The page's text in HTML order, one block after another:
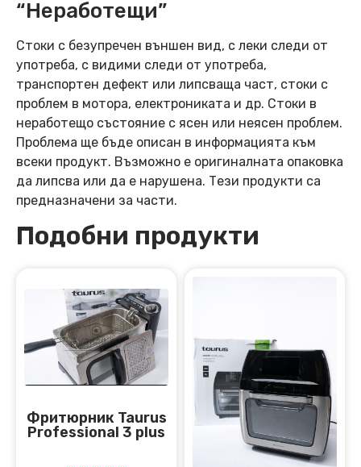
“Неработещи”
Стоки с безупречен външен вид, с леки следи от
употреба, с видими следи от употреба,
транспортен дефект или липсваща част, стоки с
проблем в мотора, електрониката и др. Стоки в
неработещо състояние с ясен или неясен проблем.
Проблема ще бъде описан в информацията към
всеки продукт. Възможно е оригиналната опаковка
да липсва или да е нарушена. Тези продукти са
предназначени за части.
Подобни продукти
Фритюрник Taurus
Professional 3 plus